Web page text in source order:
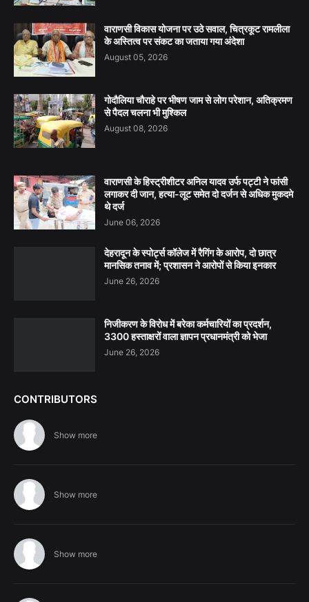
वाराणसी विकास योजना पर उठे सवाल, चित्रकूट रामलीला
के अस्तित्व पर संकट का जताया गया अंदेशा
August 05, 2026
गोदौलिया चौराहे पर भीषण जाम से लोग परेशान, अतिक्रमण
से पैदल चलना भी मुश्किल
August 08, 2026
वाराणसी के हिस्ट्रीशीटर अनिल यादव उर्फ पट्टी ने फांसी
लगाकर दी जान, हत्या-लूट समेत दो दर्जन से अधिक मुकदमे
थे दर्ज
June 06, 2026
देहरादून के स्पोर्ट्स कॉलेज में रैगिंग के आरोप, दो छात्र
मानसिक तनाव में; प्रशासन ने आरोपों से किया इनकार
June 26, 2026
निजीकरण के विरोध में बरेका कर्मचारियों का प्रदर्शन,
3300 हस्ताक्षरों वाला ज्ञापन प्रधानमंत्री को भेजा
June 26, 2026
CONTRIBUTORS
Show more
Show more
Show more